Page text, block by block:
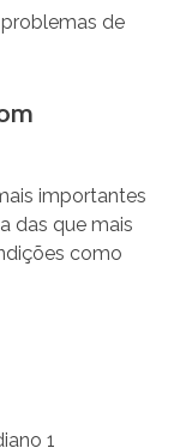
importantes
das que mais
como